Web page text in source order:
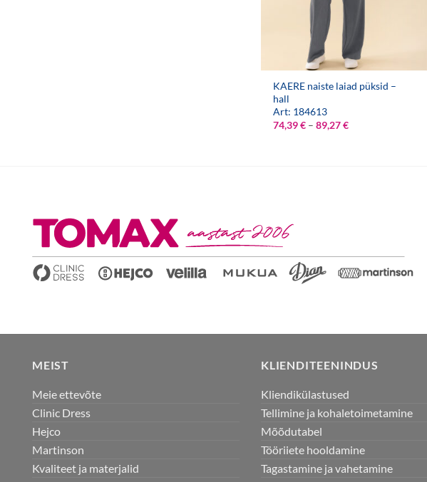
KAERE naiste laiad püksid –
hall
Art: 184613
74,39€ – 89,27€Hinnavahemik:
MEIST
Meie ettevõte
Clinic Dress
Hejco
Martinson
Kvaliteet ja materjalid
KLIENDITEENINDUS
Kliendikülastused
Tellimine ja kohaletoimetamine
Mõõdutabel
Tööriiete hooldamine
Tagastamine ja vahetamine